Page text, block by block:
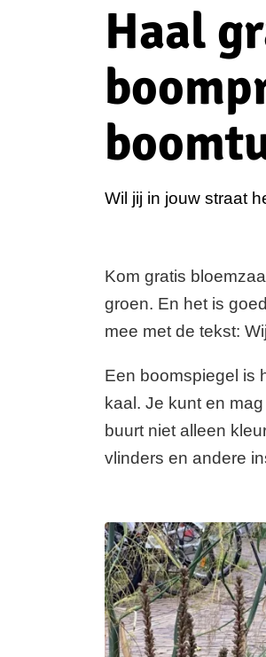
Haal
Wil jij in jouw straat
Kom gratis
groen. En het is
mee met de tekst:
Een boomspiegel is
kaal. Je kunt en
buurt niet alleen
vlinders en andere